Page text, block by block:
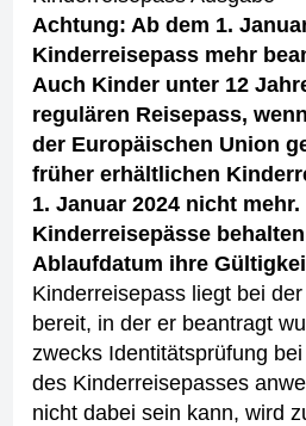
Achtung: Ab dem 1.
Kinderreisepass mehr
Auch Kinder unter 12
regulären Reisepass,
der Europäischen Union
früher erhältlichen
1. Januar 2024 nicht
Kinderreisepässe
Ablaufdatum ihre
Kinderreisepass liegt bei
bereit, in der er beantragt
zwecks Identitätsprüfung
des Kinderreisepasses
nicht dabei sein kann, wird